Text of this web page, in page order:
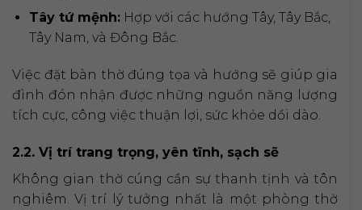
Tây tứ mệnh:Hợp với các hướng Tây, Tây Bắc,
Tây Nam, và Đông Bắc.
Việc đặt bàn thờ đúng tọa và hướng sẽ giúp gia
đình đón nhận được những nguồn năng lượng
tích cực, công việc thuận lợi, sức khỏe dồi dào.
2.2. Vị trí trang trọng, yên tĩnh, sạch sẽ
Không gian thờ cúng cần sự thanh tịnh và tôn
nghiêm. Vị trí lý tưởng nhất là một phòng thờ